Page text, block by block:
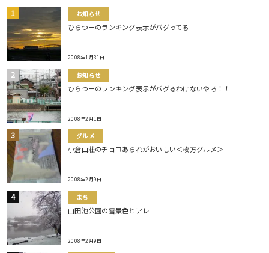
お知らせ
ひらつーのランキング表示がバグってる
2008年1月31日
お知らせ
ひらつーのランキング表示がバグるわけないやろ！！
2008年2月1日
グルメ
小倉山荘のチョコあられがおいしい＜枚方グルメ＞
2008年2月9日
まち
山田池公園の雪景色とアレ
2008年2月9日